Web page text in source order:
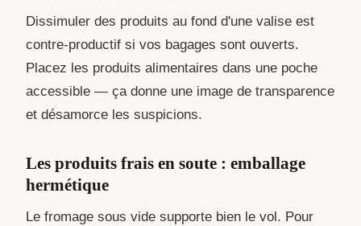
Dissimuler des produits au fond d'une valise est
contre-productif si vos bagages sont ouverts.
Placez les produits alimentaires dans une poche
accessible — ça donne une image de transparence
et désamorce les suspicions.
Les produits frais en soute : emballage
hermétique
Le fromage sous vide supporte bien le vol. Pour